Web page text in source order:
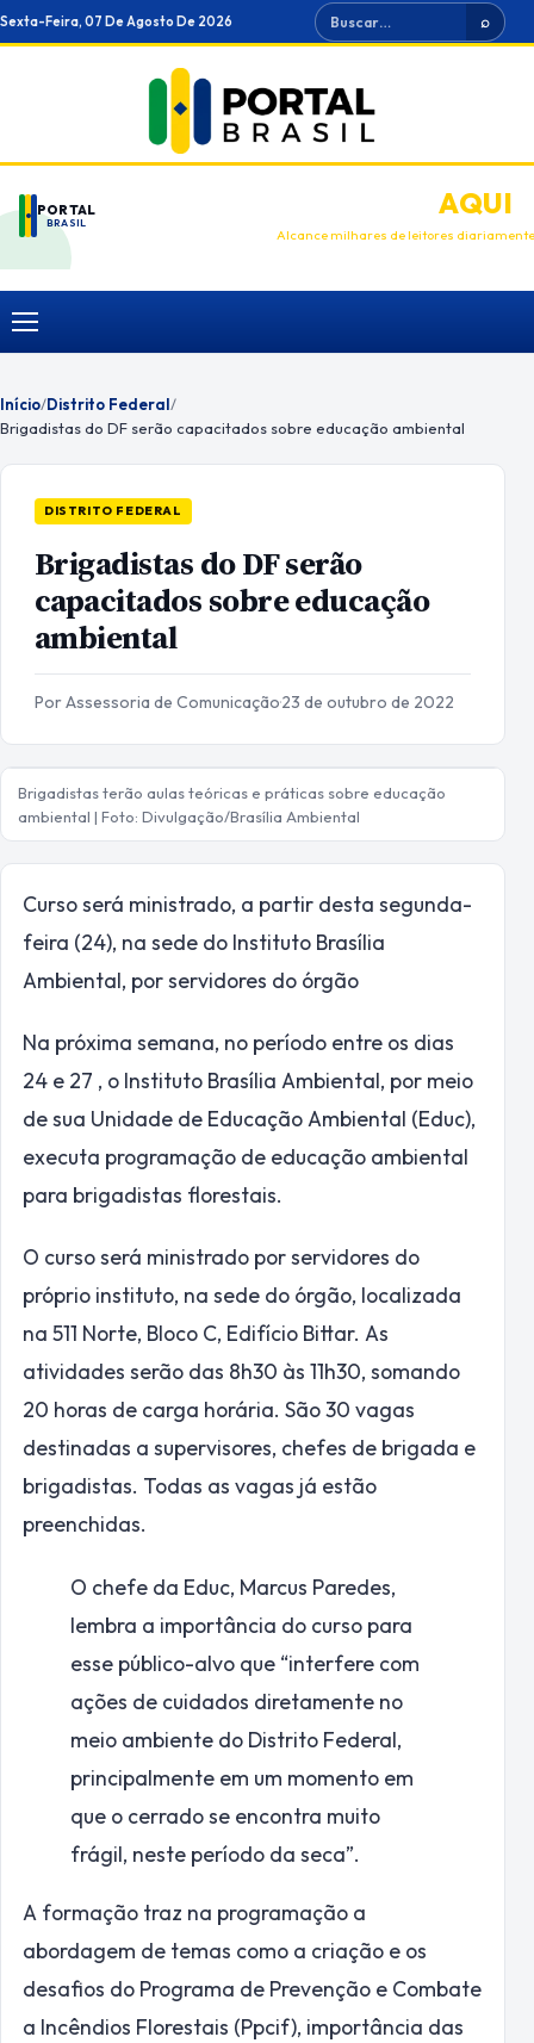
Ir
para
Sexta-Feira, 07 De Agosto De 2026 Buscar ⌕
PORTAL
BRASIL
ANUNCIEAQUI
Alcance milhares de leitores diariamente
Menu
Início/Distrito Federal/
Brigadistas do DF serão capacitados sobre educação ambiental
DISTRITO FEDERAL
Brigadistas do DF serão
capacitados sobre educação
ambiental
Por Assessoria de Comunicação·23 de outubro de 2022
Brigadistas terão aulas teóricas e práticas sobre educação
ambiental | Foto: Divulgação/Brasília Ambiental
Curso será ministrado, a partir desta segunda-
feira (24), na sede do Instituto Brasília
Ambiental, por servidores do órgão
Na próxima semana, no período entre os dias
24 e 27 , o Instituto Brasília Ambiental, por meio
de sua Unidade de Educação Ambiental (Educ),
executa programação de educação ambiental
para brigadistas florestais.
O curso será ministrado por servidores do
próprio instituto, na sede do órgão, localizada
na 511 Norte, Bloco C, Edifício Bittar. As
atividades serão das 8h30 às 11h30, somando
20 horas de carga horária. São 30 vagas
destinadas a supervisores, chefes de brigada e
brigadistas. Todas as vagas já estão
preenchidas.
O chefe da Educ, Marcus Paredes,
lembra a importância do curso para
esse público-alvo que “interfere com
ações de cuidados diretamente no
meio ambiente do Distrito Federal,
principalmente em um momento em
que o cerrado se encontra muito
frágil, neste período da seca”.
A formação traz na programação a
abordagem de temas como a criação e os
desafios do Programa de Prevenção e Combate
a Incêndios Florestais (Ppcif), importância das